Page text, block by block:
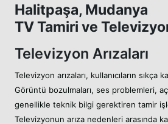
Halitpaşa, Mudanya
TV Tamiri ve
Televizyon Arızaları
Televizyon arızaları, kullanıcıların sıkça
Görüntü bozulmaları, ses problemleri,
genellikle teknik bilgi gerektiren tamir
Televizyonun arıza nedenleri arasında